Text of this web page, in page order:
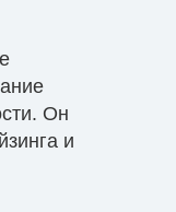
Он
и